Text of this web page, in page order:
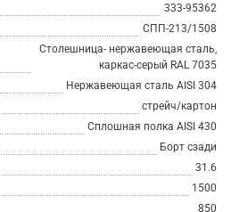
333-95362
СПП-213/1508
Столешница- нержавеющая сталь,
каркас-серый RAL 7035
Нержавеющая сталь AISI 304
стрейч/картон
Сплошная полка AISI 430
Борт сзади
31.6
1500
850